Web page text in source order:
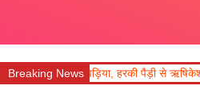
Breaking News
हरकी पैड़ी से ऋषिकेश तक करेंगे 26 किमी की